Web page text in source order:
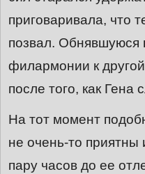
приговаривала, что
позвал. Обнявшуюся
филармонии к
после того, как Гена
На тот момент
не очень-то приятны
пару часов до ее